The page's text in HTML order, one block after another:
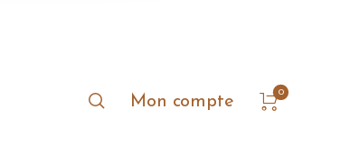
Mon compte
0